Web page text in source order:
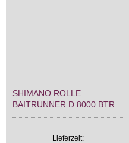
SHIMANO ROLLE
BAITRUNNER D 8000 BTR
Lieferzeit: